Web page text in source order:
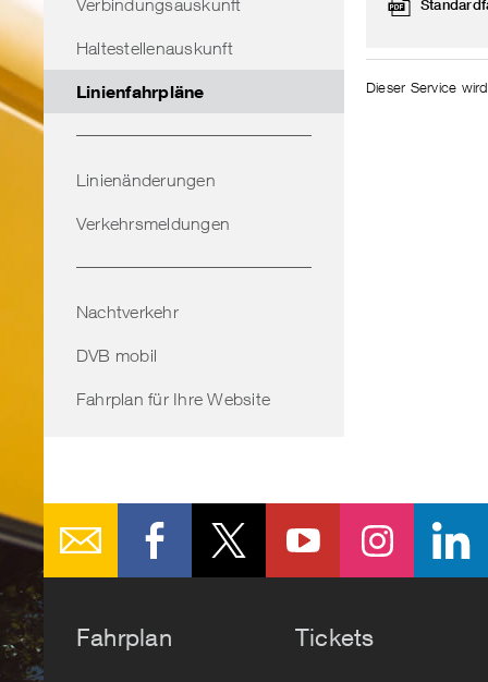
Verbindungsauskunft
Haltestellenauskunft
Linienfahrpläne
Linienänderungen
Verkehrsmeldungen
Nachtverkehr
DVB mobil
Fahrplan für Ihre Website
Dieser Service
Fahrplan Tickets